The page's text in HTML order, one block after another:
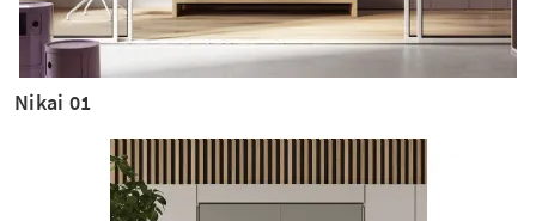
Nikai 01